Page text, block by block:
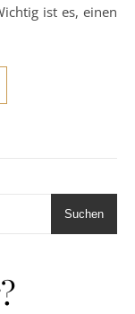
ist es, einen
Suchen